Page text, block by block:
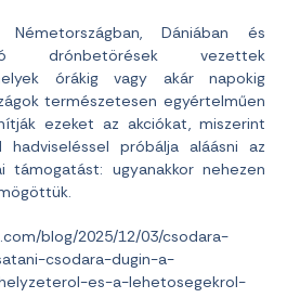
Dániában és
drónbetörések vezettek
órákig vagy akár napokig
természetesen egyértelműen
ezeket az akciókat, miszerint
hadviseléssel próbálja aláásni az
támogatást: ugyanakkor nehezen
blog/2025/12/03/csodara-
csodara-dugin-a-
es-a-lehetosegekrol-